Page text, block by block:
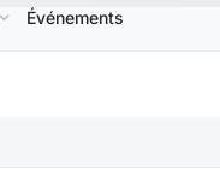
$US↑0.00% XRP
Événements